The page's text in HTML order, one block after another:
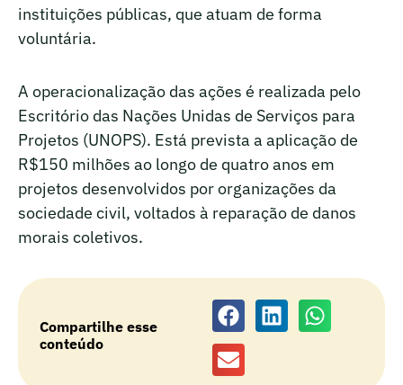
instituições públicas, que atuam de forma
voluntária.
A operacionalização das ações é realizada pelo
Escritório das Nações Unidas de Serviços para
Projetos (UNOPS). Está prevista a aplicação de
R$150 milhões ao longo de quatro anos em
projetos desenvolvidos por organizações da
sociedade civil, voltados à reparação de danos
morais coletivos.
Compartilhe esse
conteúdo